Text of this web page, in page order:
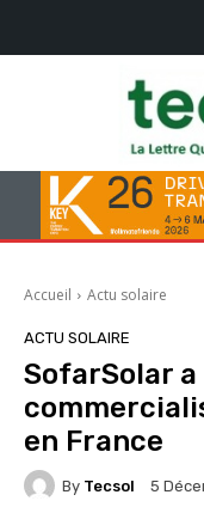
Accueil Actu solaire
ACTU SOLAIRE
SofarSolar
en France
By Tecsol 5